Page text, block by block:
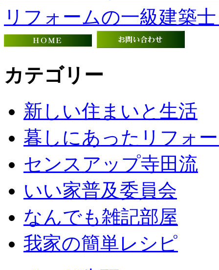
リフォームの一級建築
カテゴリー
新しい住まいと生活
暮しにあったリフォ
センスアップ寺田流
いい家普及委員会
なんでも雑記部屋
我家の簡単レシピ